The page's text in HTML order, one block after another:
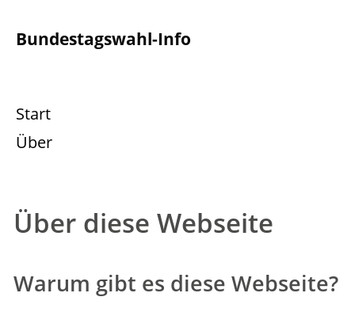
Bundestagswahl-Info
Start
Über
Über diese Webseite
Warum gibt es diese Webseite?